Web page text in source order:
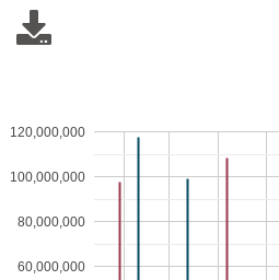
60,000,000
80,000,000
100,000,000
120,000,000